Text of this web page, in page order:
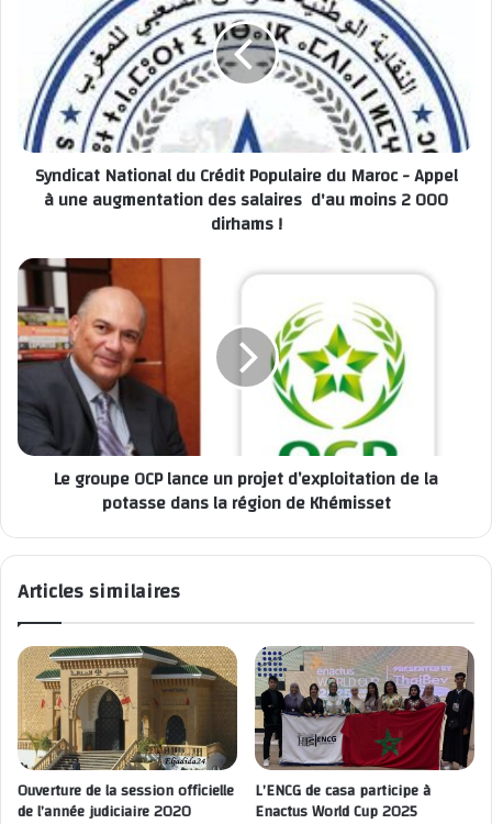
adopter pour les différentes composantes de ces deux piliers
clés du développement durable, indique t-on de sources
responsables
Mohamed LOKHNATI
thèmes de la 2eme édition d'une conférence
internationale"
Université Hassan II de Casablanca " Les Energies
Renouvelables et les Technologies de l'eau
Syndicat National du Crédit Populaire du Maroc - Appel
à une augmentation des salaires d'au moins 2 000
dirhams !
Le groupe OCP lance un projet d’exploitation de la
potasse dans la région de Khémisset
Articles similaires
Ouverture de la session officielle
de l’année judiciaire 2020
L’ENCG de casa participe à
Enactus World Cup 2025